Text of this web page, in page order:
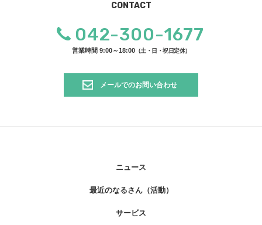
CONTACT
042-300-1677
営業時間 9:00～18:00（土・日・祝日定休）
メールでのお問い合わせ
ニュース
最近のなるさん（活動）
サービス